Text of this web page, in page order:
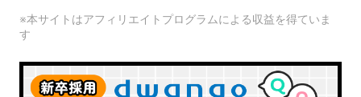
※本サイトはアフィリエイトプログラムによる収益を得ていま
す